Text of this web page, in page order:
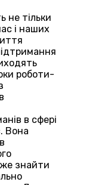
не тільки
і наших
роботи-
в сфері
Вона
знайти